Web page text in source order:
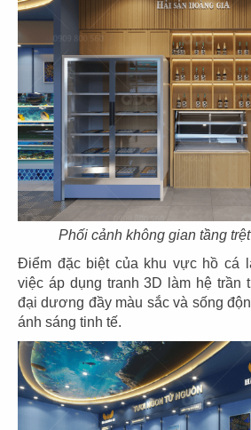
Phối cảnh không gian tầng
Điểm đặc biệt của khu vực hồ cá
việc áp dụng tranh 3D làm hệ trần
đại dương đầy màu sắc và sống
ánh sáng tinh tế.
37
EL GAUCHO
CN Hà Nội
38
EL
CN
39
EL GAUCHO
CN Vũng Tàu
40
CN
41
BOTEJYU
CN Vincom Đồng Khởi, Quận 1
42
CN